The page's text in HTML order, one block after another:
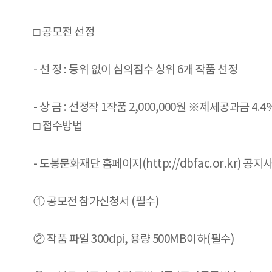
□ 공모전 선정
- 선 정 : 등위 없이 심의점수 상위 6개 작품 선정
- 상 금 : 선정작 1작품 2,000,000원 ※제세공과금
□ 접수방법
- 도봉문화재단 홈페이지(http://dbfac.or.kr) 공지
① 공모전 참가신청서 (필수)
② 작품 파일 300dpi, 용량 500MB이하(필수)